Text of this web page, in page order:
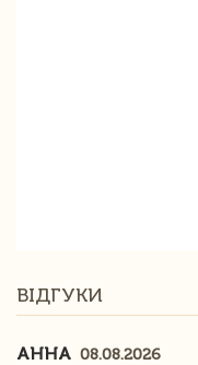
ВІДГУКИ
АННА 08.08.2026